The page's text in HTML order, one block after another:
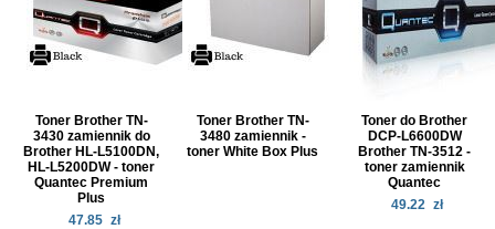
Toner Brother TN-
3430 zamiennik do
Brother HL-L5100DN,
HL-L5200DW - toner
Quantec Premium
Plus
47.85 zł
Toner Brother TN-
3480 zamiennik -
toner White Box Plus
Toner do Brother
DCP-L6600DW
Brother TN-3512 -
toner zamiennik
Quantec
49.22 zł